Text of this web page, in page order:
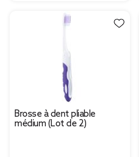
Brosse à dent pliable
médium (Lot de 2)